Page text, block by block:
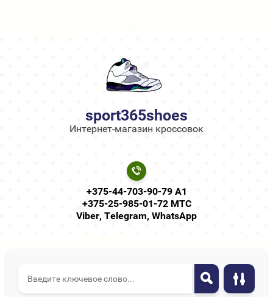
sport365shoes
Интернет-магазин кроссовок
+375-44-703-90-79 А1
+375-25-985-01-72 МТС
Viber, Telegram, WhatsApp